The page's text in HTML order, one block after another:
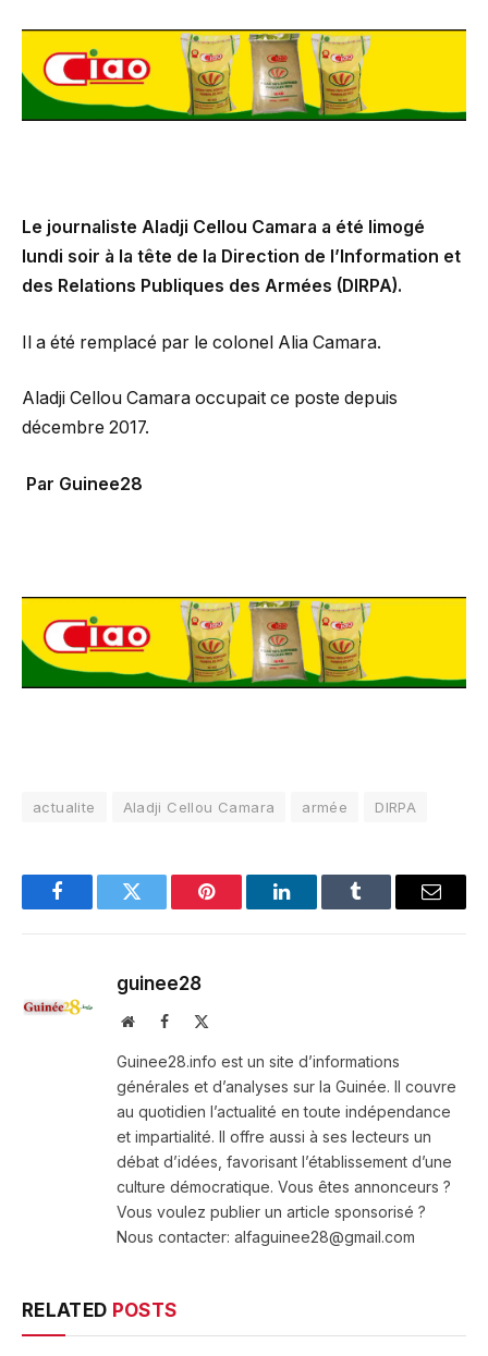
Le journaliste Aladji Cellou Camara a été limogé
lundi soir à la tête de la Direction de l’Information et
des Relations Publiques des Armées (DIRPA).
Il a été remplacé par le colonel Alia Camara.
Aladji Cellou Camara occupait ce poste depuis
décembre 2017.
Par Guinee28
actualite Aladji Cellou Camara armée DIRPA
FacebookTwitter Pinterest LinkedInTumblr Email
guinee28
WebsiteFacebook
Guinee28.info est un site d’informations
générales et d’analyses sur la Guinée. Il couvre
au quotidien l’actualité en toute indépendance
et impartialité. Il offre aussi à ses lecteurs un
débat d’idées, favorisant l’établissement d’une
culture démocratique. Vous êtes annonceurs ?
Vous voulez publier un article sponsorisé ?
Nous contacter: alfaguinee28@gmail.com
RELATED POSTS